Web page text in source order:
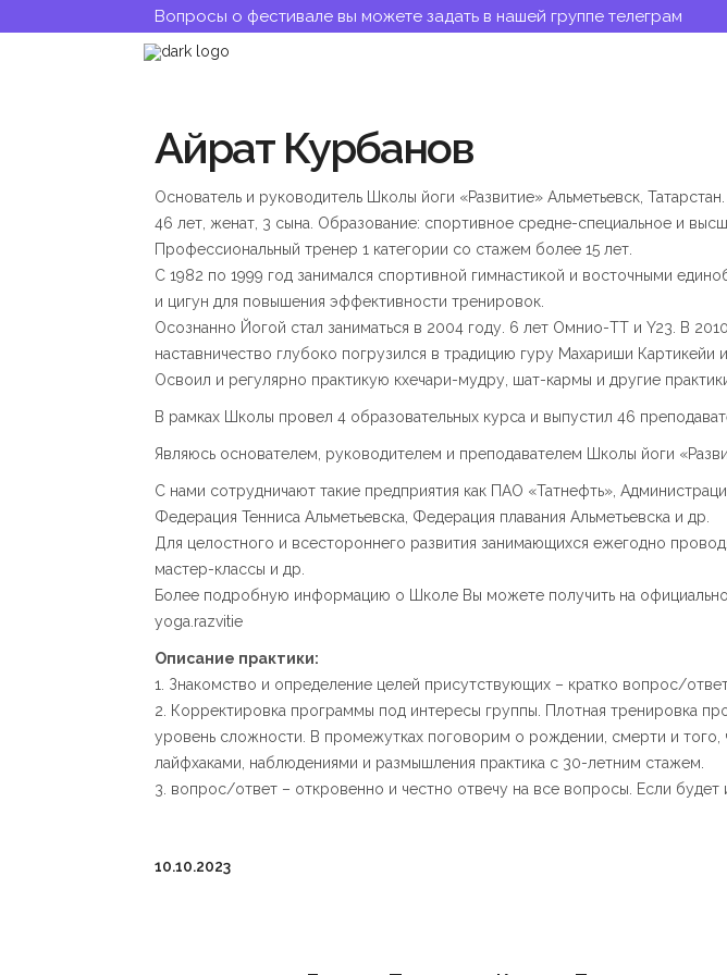
Вопросы о фестивале вы можете задать в нашей группе телеграм
Айрат Курбанов
Основатель и руководитель Школы йоги «Развитие» Альметьевск, Татарстан.
46 лет, женат, 3 сына. Образование: спортивное средне-специальное и
Профессиональный тренер 1 категории со стажем более 15 лет.
С 1982 по 1999 год занимался спортивной гимнастикой и восточными
и цигун для повышения эффективности тренировок.
Осознанно Йогой стал заниматься в 2004 году. 6 лет Омнио-ТТ и Y23. В
наставничество глубоко погрузился в традицию гуру Махариши
Освоил и регулярно практикую кхечари-мудру, шат-кармы и другие
В рамках Школы провел 4 образовательных курса и выпустил 46
Являюсь основателем, руководителем и преподавателем Школы йоги
С нами сотрудничают такие предприятия как ПАО «Татнефть»,
Федерация Тенниса Альметьевска, Федерация плавания Альметьевска и др.
Для целостного и всестороннего развития занимающихся ежегодно
мастер-классы и др.
Более подробную информацию о Школе Вы можете получить на
yoga.razvitie
Описание практики:
1. Знакомство и определение целей присутствующих – кратко вопрос/
2. Корректировка программы под интересы группы. Плотная тренировка
уровень сложности. В промежутках поговорим о рождении, смерти и
лайфхаками, наблюдениями и размышления практика с 30-летним стажем.
3. вопрос/ответ – откровенно и честно отвечу на все вопросы. Если
10.10.2023